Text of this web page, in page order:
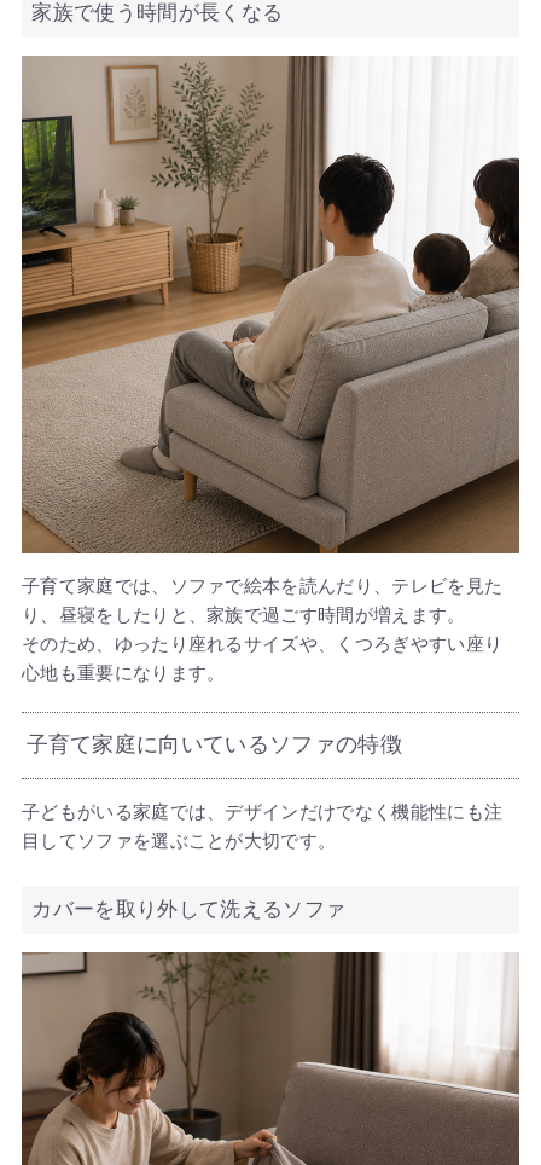
家族で使う時間が長くなる
子育て家庭では、ソファで絵本を読んだり、テレビを見た
り、昼寝をしたりと、家族で過ごす時間が増えます。
そのため、ゆったり座れるサイズや、くつろぎやすい座り
心地も重要になります。
子育て家庭に向いているソファの特徴
子どもがいる家庭では、デザインだけでなく機能性にも注
目してソファを選ぶことが大切です。
カバーを取り外して洗えるソファ